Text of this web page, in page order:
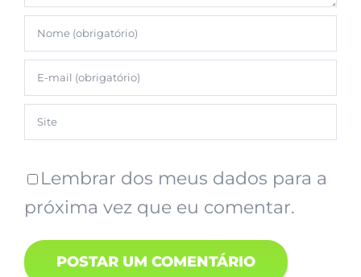
Lembrar dos meus dados para a
próxima vez que eu comentar.